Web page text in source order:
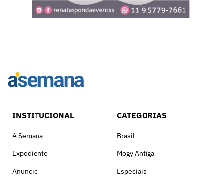
INSTITUCIONAL
A Semana
Expediente
Anuncie
CATEGORIAS
Brasil
Mogy Antiga
Especiais